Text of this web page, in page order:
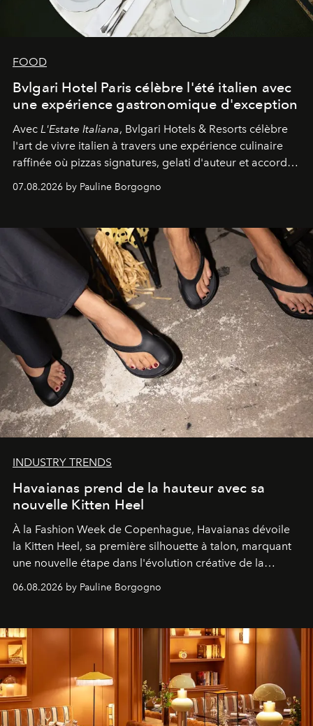
FOOD
Bvlgari Hotel Paris célèbre l'été italien avec
une expérience gastronomique d'exception
Avec L'Estate Italiana, Bvlgari Hotels & Resorts célèbre
l'art de vivre italien à travers une expérience culinaire
raffinée où pizzas signatures, gelati d'auteur et accords
d'exception composent un véritable voyage sensoriel.
07.08.2026 by Pauline Borgogno
INDUSTRY TRENDS
Havaianas prend de la hauteur avec sa
nouvelle Kitten Heel
À la Fashion Week de Copenhague, Havaianas dévoile
la Kitten Heel, sa première silhouette à talon, marquant
une nouvelle étape dans l'évolution créative de la
06.08.2026 by Pauline Borgogno